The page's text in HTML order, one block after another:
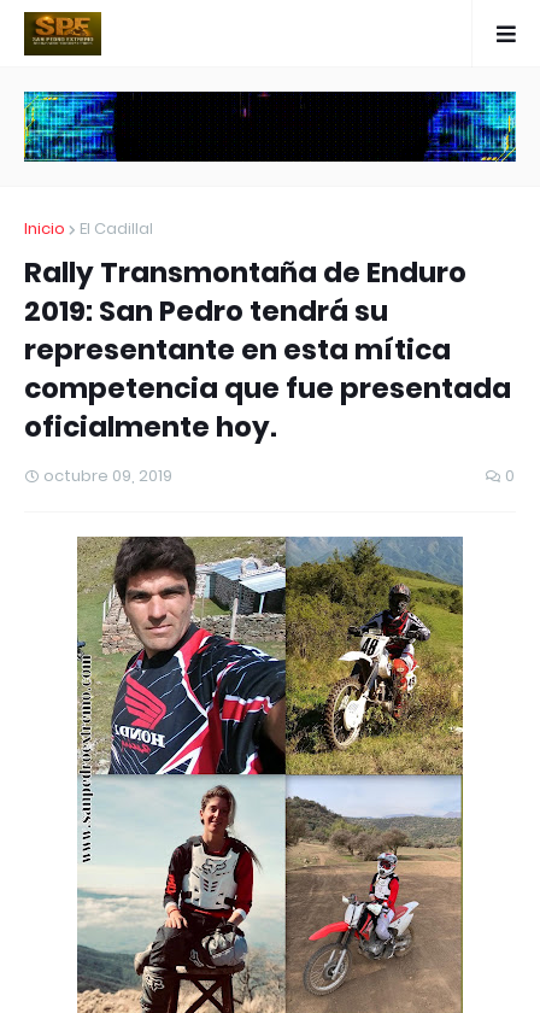
Inicio El Cadillal
Rally Transmontaña de Enduro
2019: San Pedro tendrá su
representante en esta mítica
competencia que fue presentada
oficialmente hoy.
octubre 09, 2019 0